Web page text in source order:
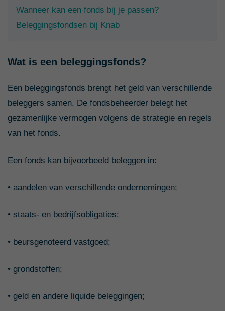
Wanneer kan een fonds bij je passen?
Beleggingsfondsen bij Knab
Wat is een beleggingsfonds?
Een beleggingsfonds brengt het geld van verschillende
beleggers samen. De fondsbeheerder belegt het
gezamenlijke vermogen volgens de strategie en regels
van het fonds.
Een fonds kan bijvoorbeeld beleggen in:
• aandelen van verschillende ondernemingen;
• staats- en bedrijfsobligaties;
• beursgenoteerd vastgoed;
• grondstoffen;
• geld en andere liquide beleggingen;